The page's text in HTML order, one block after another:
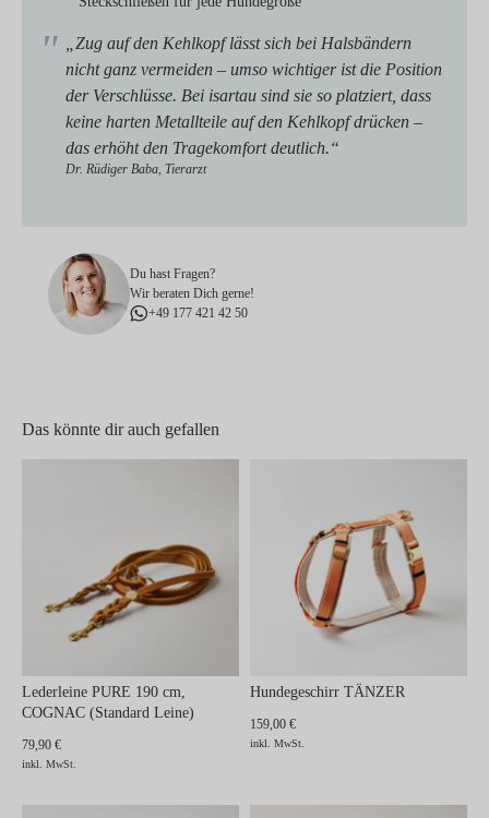
„Zug auf den Kehlkopf lässt sich bei Halsbändern
nicht ganz vermeiden – umso wichtiger ist die Position
der Verschlüsse. Bei isartau sind sie so platziert, dass
keine harten Metallteile auf den Kehlkopf drücken –
das erhöht den Tragekomfort deutlich.“
Dr. Rüdiger Baba, Tierarzt
Du hast Fragen?
Wir beraten Dich gerne!
+49 177 421 42 50
Das könnte dir auch gefallen
Lederleine PURE 190 cm,
COGNAC (Standard Leine)
79,90 €
inkl. MwSt.
Hundegeschirr TÄNZER
159,00 €
inkl. MwSt.